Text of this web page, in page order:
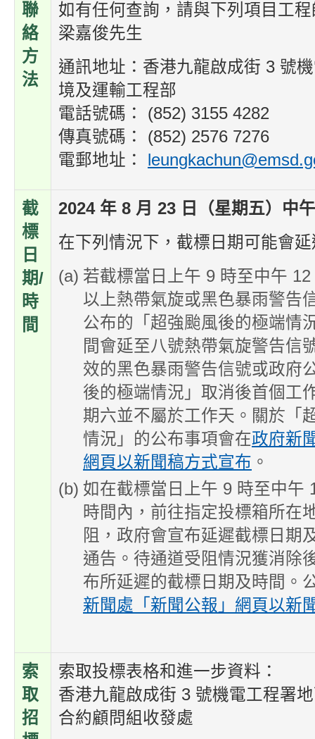
聯
絡
方
法
如有任何查詢，請與下列項目工
梁嘉俊先生
通訊地址：香港九龍啟成街 3 號
境及運輸工程部
電話號碼： (852) 3155 4282
傳真號碼： (852) 2576 7276
電郵地址：
截
標
日
期/
時
間
2024 年 8 月 23 日（星期五）中
在下列情況下，截標日期可能會
若截標當日上午 9 時至中午
以上熱帶氣旋或黑色暴雨警告
公布的「超強颱風後的極端情
間會延至八號熱帶氣旋警告信
效的黑色暴雨警告信號或政府
後的極端情況」取消後首個工
期六並不屬於工作天。關於「
情況」的公布事項會在政府新
網頁以新聞稿方式宣布 。
如在截標當日上午 9 時至中午
時間內，前往指定投標箱所在
阻，政府會宣布延遲截標日期
通告。待通道受阻情況獲消除
布所延遲的截標日期及時間。
新聞處「新聞公報」網頁以新
索
取
招
索取投標表格和進一步資料 ：
香港九龍啟成街 3 號機電工程署
合約顧問組收發處